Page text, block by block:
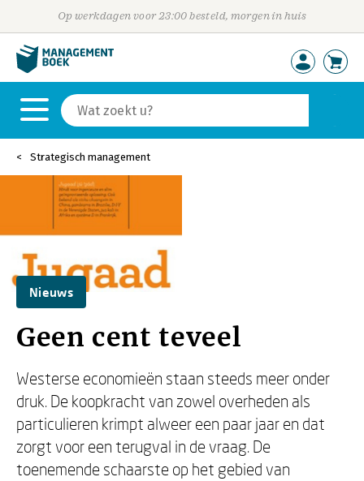
Op werkdagen voor 23:00 besteld, morgen in huis
Strategisch management
Nieuws
Geen cent teveel
Westerse economieën staan steeds meer onder
druk. De koopkracht van zowel overheden als
particulieren krimpt alweer een paar jaar en dat
zorgt voor een terugval in de vraag. De
toenemende schaarste op het gebied van